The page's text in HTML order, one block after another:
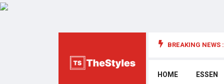
BREAKING NEWS :
HOME ESSEN